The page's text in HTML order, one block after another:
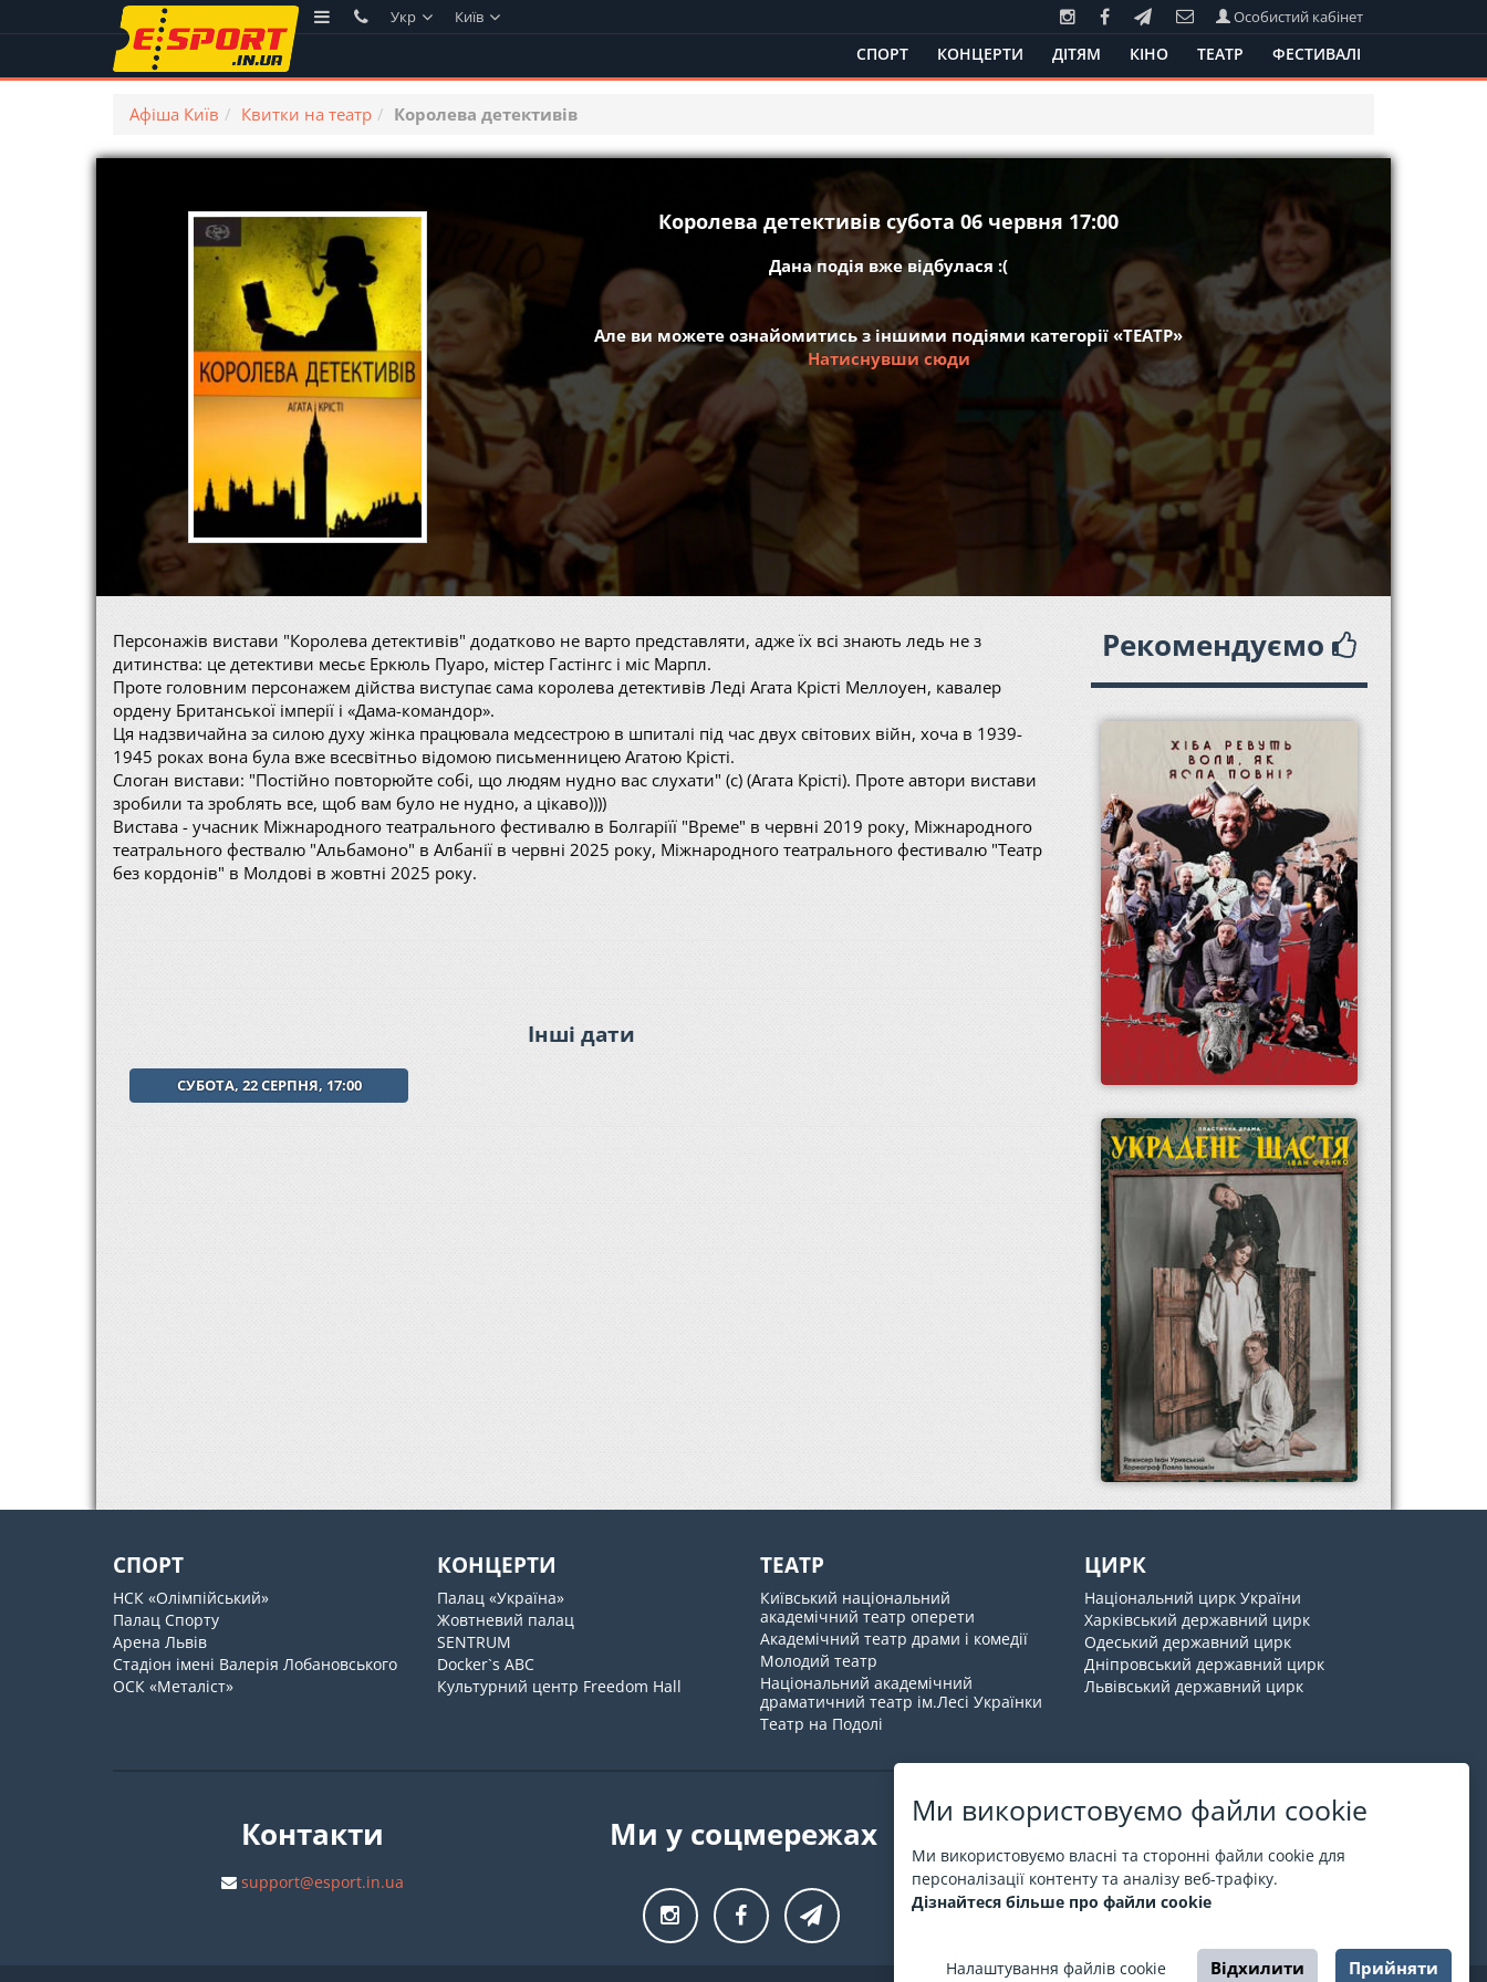
Ми використовуємо файли cookie
Ми використовуємо власні та сторонні файли cookie для
персоналізації контенту та аналізу веб-трафіку.
Дізнайтеся більше про файли cookie
Налаштування файлів cookie Відхилити Прийняти
Укр Київ Особистий кабінет
СПОРТ КОНЦЕРТИ ДІТЯМ КІНО ТЕАТР ФЕСТИВАЛІ
Афіша Київ Квитки на театр Королева детективів
Королева детективів субота 06 червня 17:00
Дана подія вже відбулася :(
Але ви можете ознайомитись з іншими подіями категорії «ТЕАТР»
Натиснувши сюди
Персонажів вистави "Королева детективів" додатково не варто представляти, адже їх всі знають ледь не з
дитинства: це детективи месьє Еркюль Пуаро, містер Гастінгс і міс Марпл.
Проте головним персонажем дійства виступає сама королева детективів Леді Агата Крісті Меллоуен, кавалер
ордену Британської імперії і «Дама-командор».
Ця надзвичайна за силою духу жінка працювала медсестрою в шпиталі під час двух світових війн, хоча в 1939-
1945 роках вона була вже всесвітньо відомою письменницею Агатою Крісті.
Слоган вистави: "Постійно повторюйте собі, що людям нудно вас слухати" (с) (Агата Крісті). Проте автори вистави
зробили та зроблять все, щоб вам було не нудно, а цікаво))))
Вистава - учасник Міжнародного театрального фестивалю в Болгаріїї "Време" в червні 2019 року, Міжнародного
театрального фествалю "Альбамоно" в Албанії в червні 2025 року, Міжнародного театрального фестивалю "Театр
без кордонів" в Молдові в жовтні 2025 року.
Інші дати
СУБОТА, 22 СЕРПНЯ, 17:00
Рекомендуємо
СПОРТ
НСК «Олімпійський»
Палац Спорту
Арена Львів
Стадіон імені Валерія Лобановського
ОСК «Металіст»
КОНЦЕРТИ
Палац «Україна»
Жовтневий палац
SENTRUM
Docker`s ABC
Культурний центр Freedom Hall
ТЕАТР
Київський національний
академічний театр оперети
Академічний театр драми і комедії
Молодий театр
Національний академічний
драматичний театр ім.Лесі Українки
Театр на Подолі
ЦИРК
Національний цирк України
Харківський державний цирк
Одеський державний цирк
Дніпровський державний цирк
Львівський державний цирк
Контакти
support@esport.in.ua
Ми у соцмережах Про ESPORT.in.ua
На ESPORT.in.ua представлена афіша Києва та
інших міст України. Всі квитки продаються